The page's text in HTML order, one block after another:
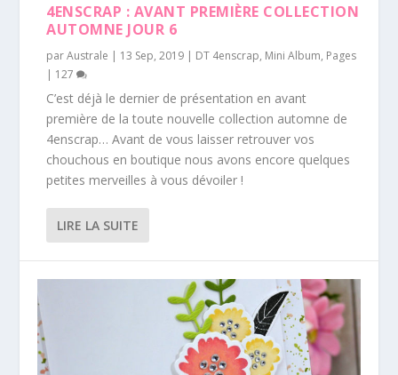
4ENSCRAP : AVANT PREMIÈRE COLLECTION
AUTOMNE JOUR 6
parAustrale | 13 Sep, 2019 | DT 4enscrap, Mini Album, Pages
| 127
C’est déjà le dernier de présentation en avant
première de la toute nouvelle collection automne de
4enscrap… Avant de vous laisser retrouver vos
chouchous en boutique nous avons encore quelques
petites merveilles à vous dévoiler !
LIRE LA SUITE